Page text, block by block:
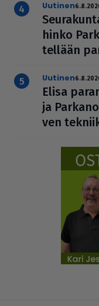
uutinen
hinko
tel­lään
uutinen
Elisa
ja
ven